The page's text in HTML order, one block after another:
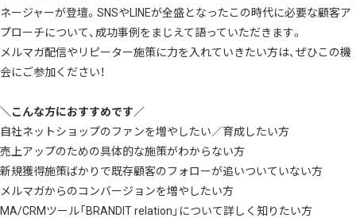
ネージャーが登壇。SNSやLINEが全盛となったこの時代に必要な顧客ア
プローチについて、成功事例をまじえて語っていただきます。
メルマガ配信やリピーター施策に力を入れていきたい方は、ぜひこの機
会にご参加ください！
＼こんな方におすすめです／
自社ネットショップのファンを増やしたい／育成したい方
売上アップのための具体的な施策がわからない方
新規獲得施策ばかりで既存顧客のフォローが追いついていない方
メルマガからのコンバージョンを増やしたい方
MA/CRMツール「BRANDIT relation 」について詳しく知りたい方